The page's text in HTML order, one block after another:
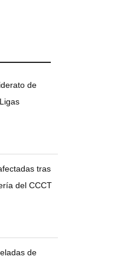
de
tras
del CCCT
de